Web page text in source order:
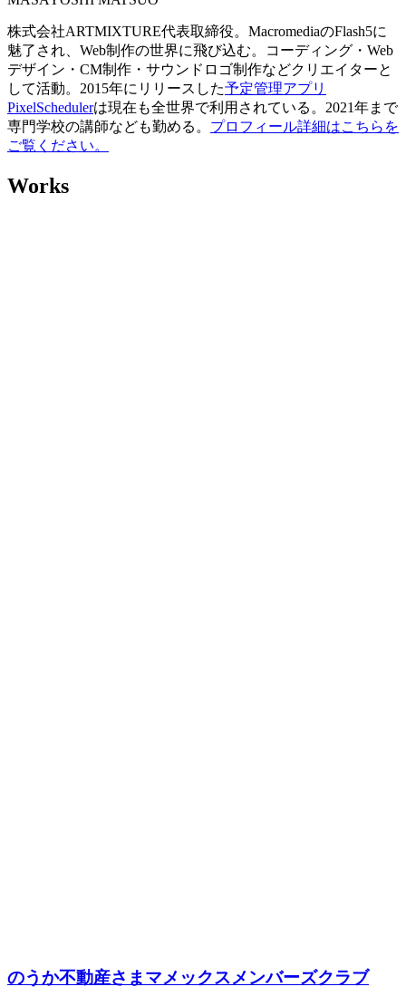
株式会社ARTMIXTURE代表取締役。MacromediaのFlash5に
魅了され、Web制作の世界に飛び込む。コーディング・Web
デザイン・CM制作・サウンドロゴ制作などクリエイターと
して活動。2015年にリリースした予定管理アプリ
PixelSchedulerは現在も全世界で利用されている。2021年まで
専門学校の講師なども勤める。 プロフィール詳細はこちらを
ご覧ください。
Works
のうか不動産さまマメックスメンバーズクラブ